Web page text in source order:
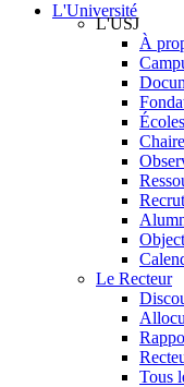
L'Université
L'USJ
À
Le Recteur
Tous